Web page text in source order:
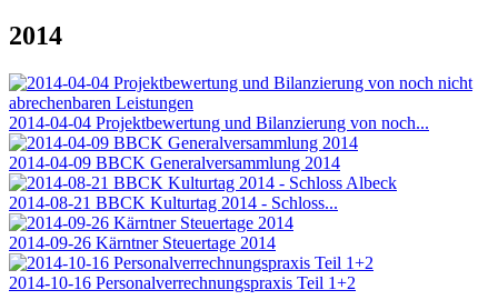
2014
2014-04-04 Projektbewertung und Bilanzierung von noch...
2014-04-09 BBCK Generalversammlung 2014
2014-08-21 BBCK Kulturtag 2014 - Schloss...
2014-09-26 Kärntner Steuertage 2014
2014-10-16 Personalverrechnungspraxis Teil 1+2